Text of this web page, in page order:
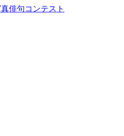
俳句コンテスト